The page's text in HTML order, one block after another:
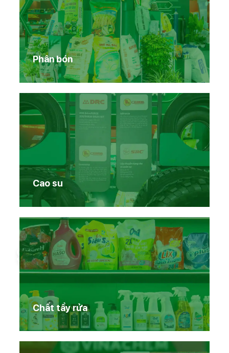
Trang chủ Sản phẩm Vinachem
Sản phẩm Vinachem
Phân bón
Cao su
Chất tẩy rửa